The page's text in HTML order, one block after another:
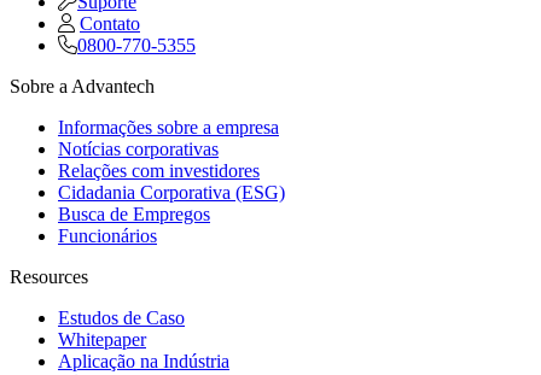
Contato
0800-770-5355
Sobre a Advantech
Informações sobre a empresa
Notícias corporativas
Relações com investidores
Cidadania Corporativa (ESG)
Busca de Empregos
Funcionários
Resources
Estudos de Caso
Whitepaper
Aplicação na Indústria